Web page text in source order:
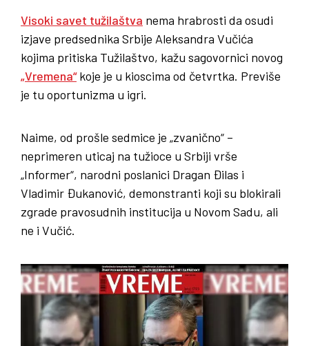
Visoki savet tužilaštva nema hrabrosti da osudi
izjave predsednika Srbije Aleksandra Vučića
kojima pritiska Tužilaštvo, kažu sagovornici novog
„Vremena“koje je u kioscima od četvrtka. Previše
je tu oportunizma u igri.
Naime, od prošle sedmice je „zvanično“ –
neprimeren uticaj na tužioce u Srbiji vrše
„Informer“, narodni poslanici Dragan Đilas i
Vladimir Đukanović, demonstranti koji su blokirali
zgrade pravosudnih institucija u Novom Sadu, ali
ne i Vučić.